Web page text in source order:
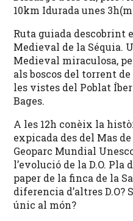
10km Idurada unes
Ruta guiada descobrint
Medieval de la Séquia.
Medieval miraculosa,
als boscos del torrent
les vistes del Poblat
Bages.
A les 12h conèix la
expicada des del Mas
Geoparc Mundial
l’evolució de la D.O. Pla
paper de la finca de la
diferencia d’altres
únic al món?